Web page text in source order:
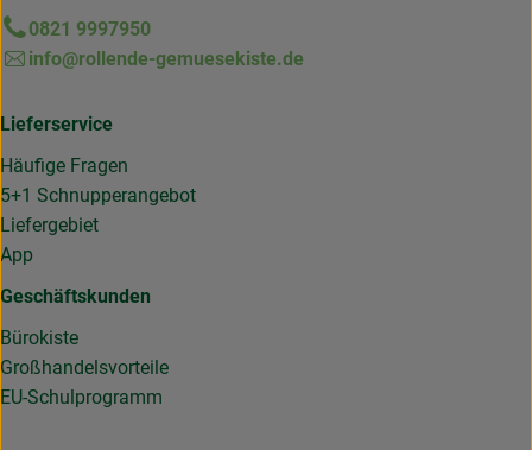
0821 9997950
info@rollende-gemuesekiste.de
Lieferservice
Häufige Fragen
5+1 Schnupperangebot
Liefergebiet
App
Geschäftskunden
Bürokiste
Großhandelsvorteile
EU-Schulprogramm